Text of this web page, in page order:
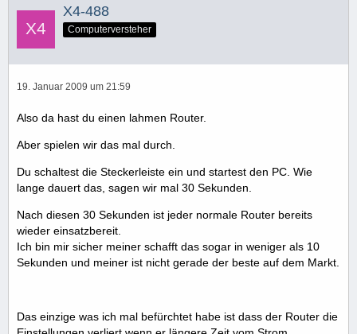
X4-488
Computerversteher
19. Januar 2009 um 21:59
Also da hast du einen lahmen Router.
Aber spielen wir das mal durch.
Du schaltest die Steckerleiste ein und startest den PC. Wie
lange dauert das, sagen wir mal 30 Sekunden.
Nach diesen 30 Sekunden ist jeder normale Router bereits
wieder einsatzbereit.
Ich bin mir sicher meiner schafft das sogar in weniger als 10
Sekunden und meiner ist nicht gerade der beste auf dem Markt.
Das einzige was ich mal befürchtet habe ist dass der Router die